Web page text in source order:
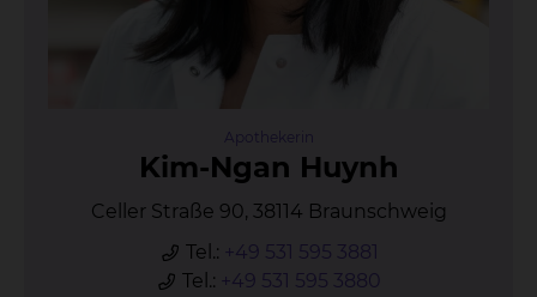
Apothekerin
Kim-Ngan Huynh
Celler Straße 90, 38114 Braunschweig
Tel.: +49 531 595 3881
Tel.: +49 531 595 3880